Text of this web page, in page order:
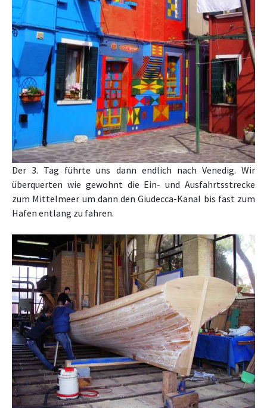
Der 3. Tag führte uns dann endlich nach Venedig. Wir
überquerten wie gewohnt die Ein- und Ausfahrtsstrecke
zum Mittelmeer um dann den Giudecca-Kanal bis fast zum
Hafen entlang zu fahren.